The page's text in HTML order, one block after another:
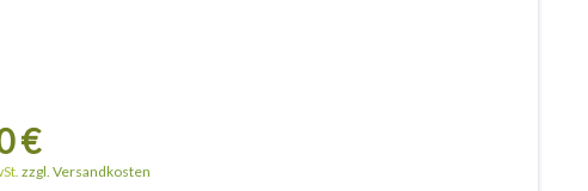
€
zzgl. Versandkosten